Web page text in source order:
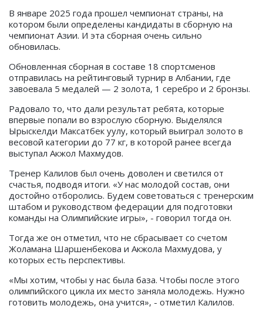
В январе 2025 года прошел чемпионат страны, на
котором были определены кандидаты в сборную на
чемпионат Азии. И эта сборная очень сильно
обновилась.
Обновленная сборная в составе 18 спортсменов
отправилась на рейтинговый турнир в Албании, где
завоевала 5 медалей — 2 золота, 1 серебро и 2 бронзы.
Радовало то, что дали результат ребята, которые
впервые попали во взрослую сборную. Выделялся
Ырыскелди Максатбек уулу, который выиграл золото в
весовой категории до 77 кг, в которой ранее всегда
выступал Акжол Махмудов.
Тренер Калилов был очень доволен и светился от
счастья, подводя итоги. «У нас молодой состав, они
достойно отборолись. Будем советоваться с тренерским
штабом и руководством федерации для подготовки
команды на Олимпийские игры», - говорил тогда он.
Тогда же он отметил, что не сбрасывает со счетом
Жоламана Шаршенбекова и Акжола Махмудова, у
которых есть перспективы.
«Мы хотим, чтобы у нас была база. Чтобы после этого
олимпийского цикла их место заняла молодежь. Нужно
готовить молодежь, она учится», - отметил Калилов.